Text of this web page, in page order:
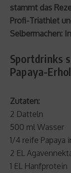
stammt das
Profi-Triathlet
Selbermachen:
Sportdrinks
Papaya-
Zutaten:
2 Datteln
500 ml Wasser
1/4 reife Papaya
2 EL
1 EL Hanfprotein